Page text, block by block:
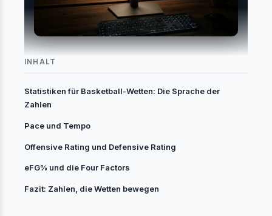
INHALT
Statistiken für Basketball-Wetten: Die Sprache der
Zahlen
Pace und Tempo
Offensive Rating und Defensive Rating
eFG% und die Four Factors
Fazit: Zahlen, die Wetten bewegen